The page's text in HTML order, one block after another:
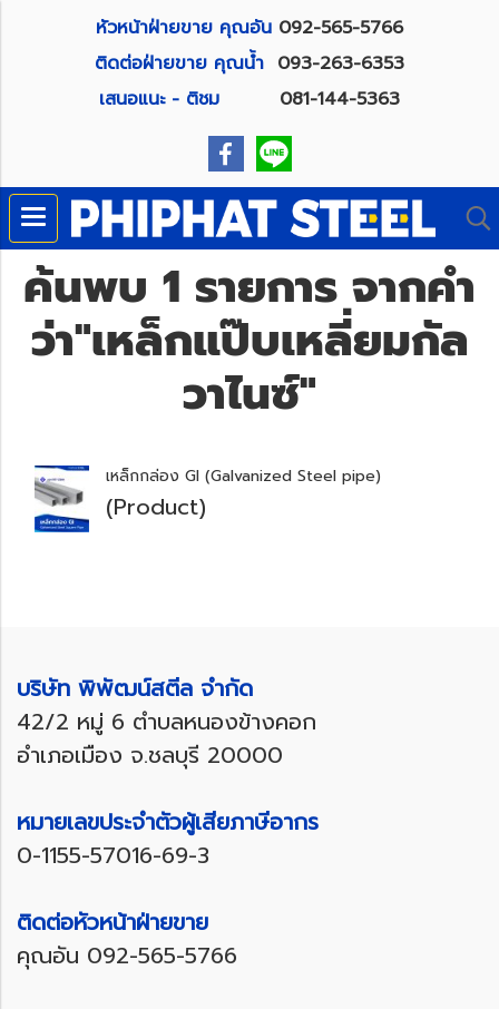
หัวหน้าฝ่ายขาย คุณอัน 092-565-5766
ติดต่อฝ่ายขาย คุณน้ำ 093-263-6353
เสนอแนะ - ติชม 081-144-5363
ค้นพบ 1 รายการ จากคำ
ว่า"เหล็กแป๊บเหลี่ยมกัล
วาไนซ์"
เหล็กกล่อง GI (Galvanized Steel pipe)
(Product)
บริษัท พิพัฒน์สตีล จำกัด
42/2 หมู่ 6 ตำบลหนองข้างคอก
อำเภอเมือง จ.ชลบุรี 20000
หมายเลขประจำตัวผู้เสียภาษีอากร
0-1155-57016-69-3
ติดต่อหัวหน้าฝ่ายขาย
คุณอัน 092-565-5766